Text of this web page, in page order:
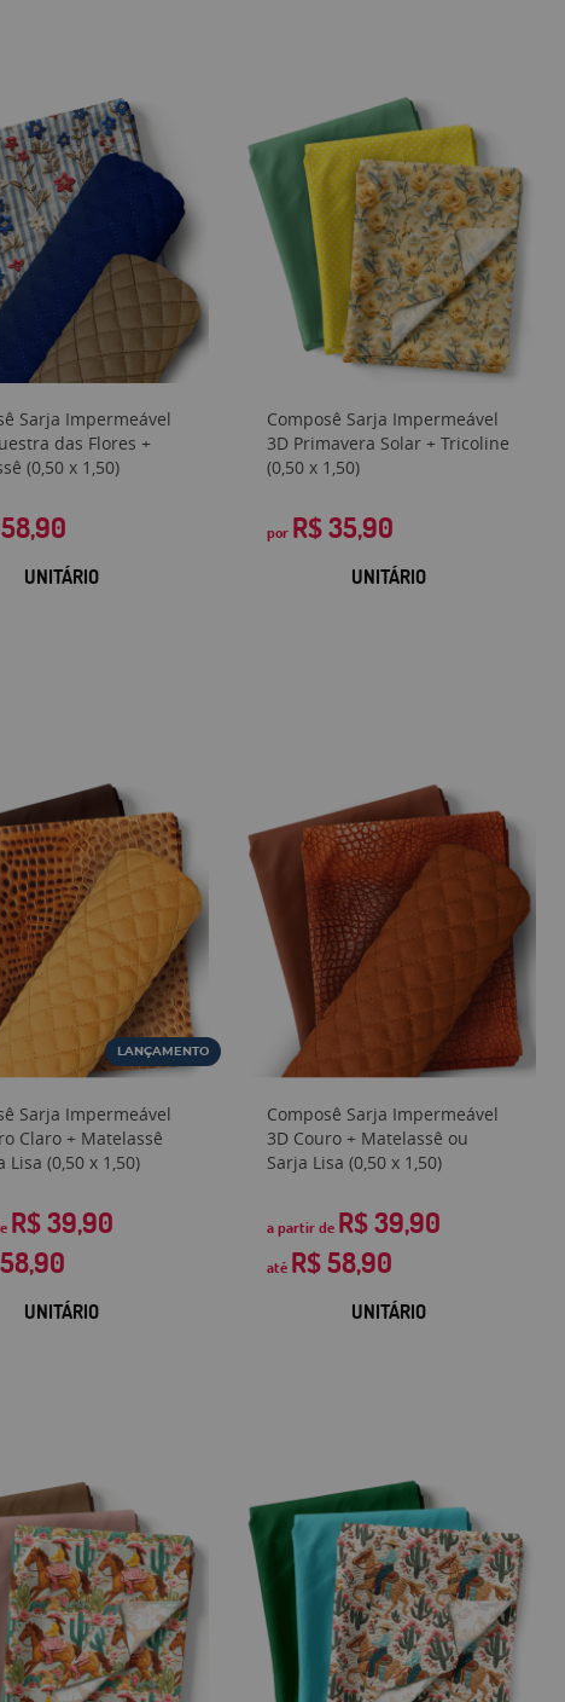
Sarja Impermeável
das Flores +
(0,50 x 1,50)
UNITÁRIO
Composê Sarja Impermeável
3D Primavera Solar + Tricoline
(0,50 x 1,50)
por R$ 35,90
UNITÁRIO
LANÇAMENTO
Sarja Impermeável
Claro + Matelassê
Lisa (0,50 x 1,50)
R$ 39,90
UNITÁRIO
Composê Sarja Impermeável
3D Couro + Matelassê ou
Sarja Lisa (0,50 x 1,50)
a partir de R$ 39,90
até R$ 58,90
UNITÁRIO